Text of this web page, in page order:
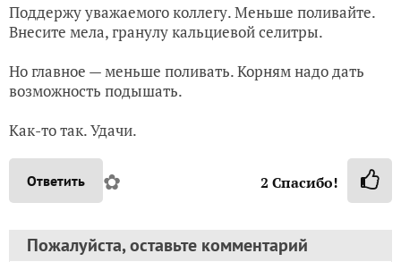
Поддержу уважаемого коллегу. Меньше поливайте.
Внесите мела, гранулу кальциевой селитры.
Но главное — меньше поливать. Корням надо дать
возможность подышать.
Как-то так. Удачи.
Ответить ✿ 2 Спасибо!
Пожалуйста, оставьте комментарий